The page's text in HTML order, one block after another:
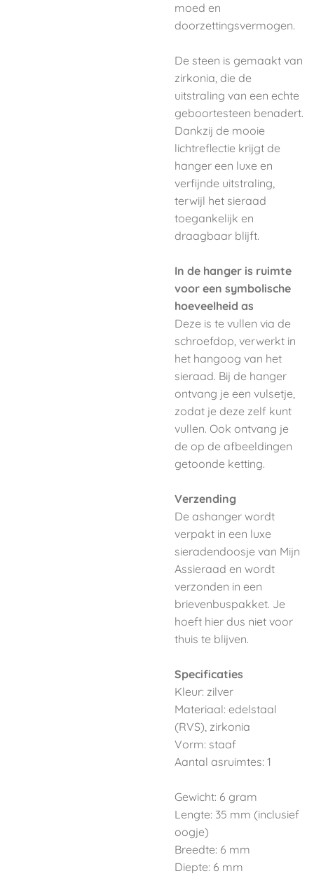
moed en
doorzettingsvermogen.
De steen is gemaakt van
zirkonia, die de
uitstraling van een echte
geboortesteen benadert.
Dankzij de mooie
lichtreflectie krijgt de
hanger een luxe en
verfijnde uitstraling,
terwijl het sieraad
toegankelijk en
draagbaar blijft.
In de hanger is ruimte
voor een symbolische
hoeveelheid as
Deze is te vullen via de
schroefdop, verwerkt in
het hangoog van het
sieraad. Bij de hanger
ontvang je een vulsetje,
zodat je deze zelf kunt
vullen. Ook ontvang je
de op de afbeeldingen
getoonde ketting.
Verzending
De ashanger wordt
verpakt in een luxe
sieradendoosje van Mijn
Assieraad en wordt
verzonden in een
brievenbuspakket. Je
hoeft hier dus niet voor
thuis te blijven.
Specificaties
Kleur: zilver
Materiaal: edelstaal
(RVS), zirkonia
Vorm: staaf
Aantal asruimtes: 1
Gewicht: 6 gram
Lengte: 35 mm (inclusief
oogje)
Breedte: 6 mm
Diepte: 6 mm